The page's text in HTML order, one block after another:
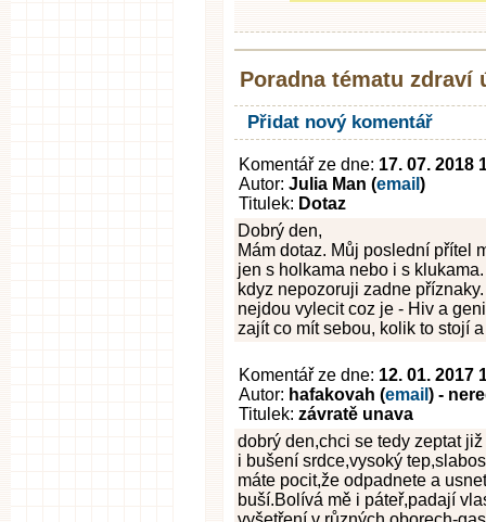
Poradna tématu zdraví
Přidat nový komentář
Komentář ze dne: 17. 07. 2018
Autor: Julia Man (email )
Titulek: Dotaz
Dobrý den,
Mám dotaz. Můj poslední přítel
jen s holkama nebo i s
kdyz nepozoruji zadne
nejdou vylecit coz je - Hiv a
zajít co mít sebou, kolik to stojí
Komentář ze dne: 12. 01. 2017
Autor: hafakovah (email ) -
Titulek: závratě unava
dobrý den,chci se tedy zeptat
i bušení srdce,vysoký
máte pocit,že odpadnete a
buší.Bolívá mě i páteř,padají